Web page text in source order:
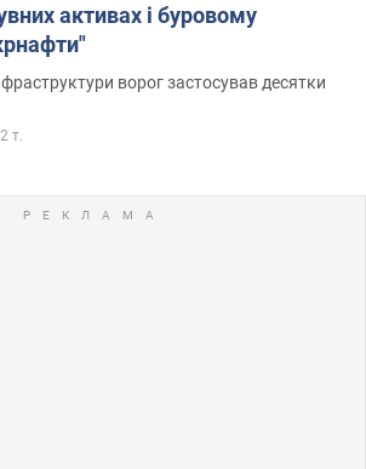
активах і буровому
ворог застосував десятки
т.